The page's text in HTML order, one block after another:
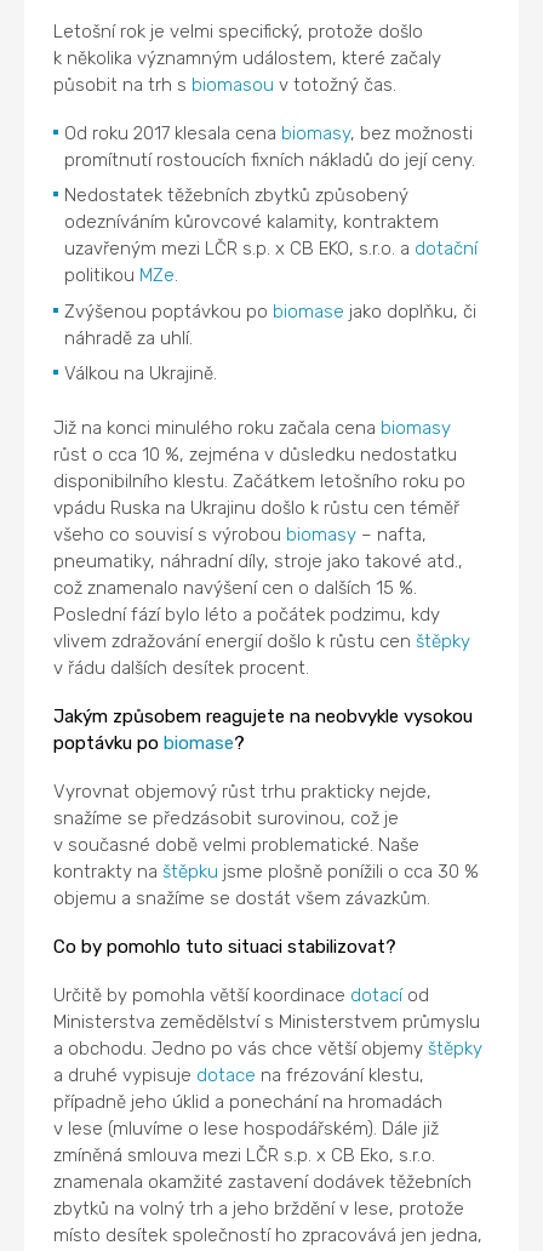
Letošní rok je velmi specifický, protože došlo
k několika významným událostem, které začaly
působit na trh s biomasou v totožný čas.
Od roku 2017 klesala cena biomasy, bez možnosti
promítnutí rostoucích fixních nákladů do její ceny.
Nedostatek těžebních zbytků způsobený
odezníváním kůrovcové kalamity, kontraktem
uzavřeným mezi LČR s.p. x CB EKO, s.r.o. a dotační
politikou MZe.
Zvýšenou poptávkou po biomase jako doplňku, či
náhradě za uhlí.
Válkou na Ukrajině.
Již na konci minulého roku začala cena biomasy
růst o cca 10 %, zejména v důsledku nedostatku
disponibilního klestu. Začátkem letošního roku po
vpádu Ruska na Ukrajinu došlo k růstu cen téměř
všeho co souvisí s výrobou biomasy – nafta,
pneumatiky, náhradní díly, stroje jako takové atd.,
což znamenalo navýšení cen o dalších 15 %.
Poslední fází bylo léto a počátek podzimu, kdy
vlivem zdražování energií došlo k růstu cenštěpky
v řádu dalších desítek procent.
Jakým způsobem reagujete na neobvykle vysokou
poptávku pobiomase?
Vyrovnat objemový růst trhu prakticky nejde,
snažíme se předzásobit surovinou, což je
v současné době velmi problematické. Naše
kontrakty naštěpku jsme plošně ponížili o cca 30 %
objemu a snažíme se dostát všem závazkům.
Co by pomohlo tuto situaci stabilizovat?
Určitě by pomohla větší koordinace dotacíod
Ministerstva zemědělství s Ministerstvem průmyslu
a obchodu. Jedno po vás chce větší objemyštěpky
a druhé vypisuje dotace na frézování klestu,
případně jeho úklid a ponechání na hromadách
v lese (mluvíme o lese hospodářském). Dále již
zmíněná smlouva mezi LČR s.p. x CB Eko, s.r.o.
znamenala okamžité zastavení dodávek těžebních
zbytků na volný trh a jeho brždění v lese, protože
místo desítek společností ho zpracovává jen jedna,